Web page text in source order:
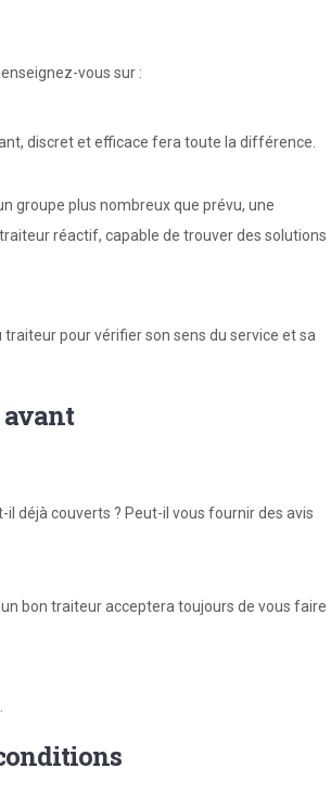
vous sur :
discret et efficace fera toute la différence.
groupe plus nombreux que prévu, une
réactif, capable de trouver des solutions
pour vérifier son sens du service et sa
avant
déjà couverts ? Peut-il vous fournir des avis
bon traiteur acceptera toujours de vous faire